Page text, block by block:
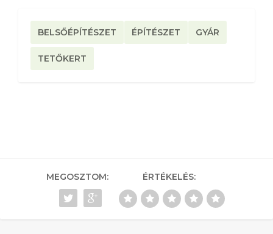
BELSŐÉPÍTÉSZET ÉPÍTÉSZET GYÁR
TETŐKERT
MEGOSZTOM: ÉRTÉKELÉS: